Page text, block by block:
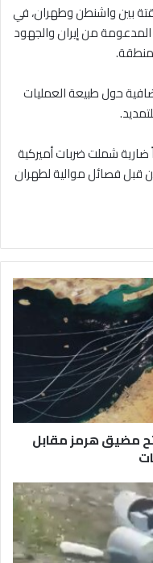
بين واشنطن وطهران، في
من إيران والجهود
حول طبيعة العمليات
الفائت حرباً ضارية شملت ضربات أميركية
قبل فصائل موالية لطهران
مضيق هرمز مقابل